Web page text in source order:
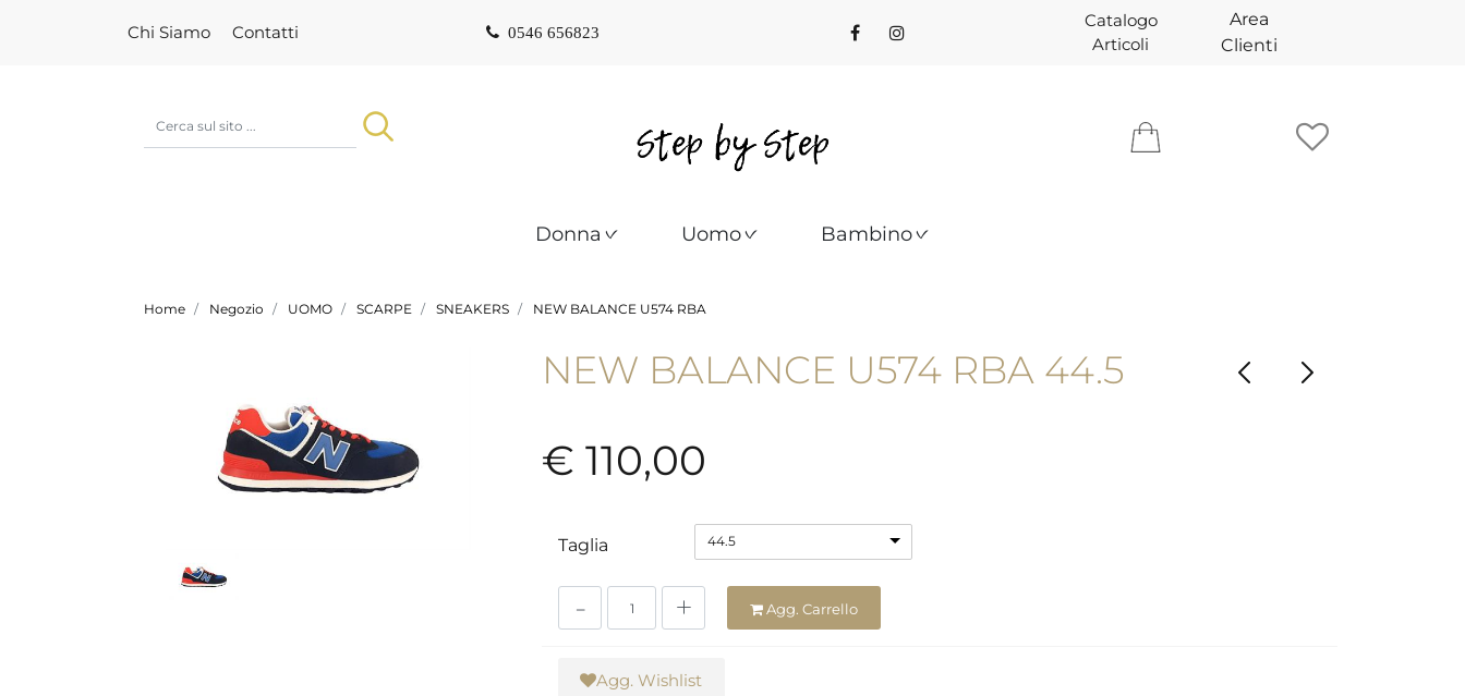
Chi Siamo Contatti 0546 656823
Catalogo
Articoli
Area
Clienti
Donna Uomo Bambino
Home Negozio UOMO SCARPE SNEAKERS NEW BALANCE U574 RBA
NEW BALANCE U574 RBA 44.5
€ 110,00
Taglia 44.5
Agg. Carrello
Agg. Wishlist